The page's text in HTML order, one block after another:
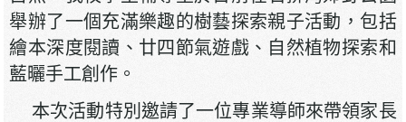
舉辦了一個充滿樂趣的樹藝探索親子活動，包括
繪本深度閱讀、廿四節氣遊戲、自然植物探索和
藍曬手工創作。
本次活動特別邀請了一位專業導師來帶領家長